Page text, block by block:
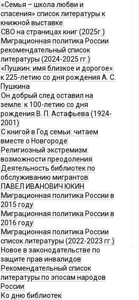
«Семья – школа любви и
спасения» список литературы к
книжной выставке
СВО на страницах книг (2025г.)
Миграционная политика России
рекомендательный список
литературы (2024-2025 гг.)
«Пушкин: имя близкое и дорогое»:
к 225-летию со дня рождения А. С.
Пушкина
Он добрый след оставил на
земле: к 100-летию со дня
рождения В. П. Астафьева (1924-
2001)
С книгой в Год семьи: читаем
вместе о Новгороде
Религиозный экстремизм:
возможности преодоления
Деятельность библиотек по
обслуживанию мигрантов
ПАВЕЛ ИВАНОВИЧ ЮКИН
Миграционная политика России в
2015 году
Миграционная политика России в
2016 году
Миграционная политика России
список литературы (2022-2023 гг.)
Новое в законодательстве по
защите прав инвалидов
Рекомендательный список
литературы по эпосам народов
России
Ко дню библиотек